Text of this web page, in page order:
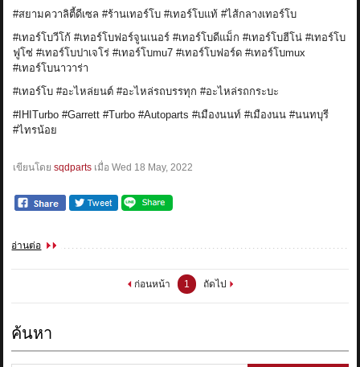
#สยามควาลิตี้ดีเซล #ร้านเทอร์โบ #เทอร์โบแท้ #ไส้กลางเทอร์โบ
#เทอร์โบวีโก้ #เทอร์โบฟอร์จูนเนอร์ #เทอร์โบดีแม็ก #เทอร์โบฮีโน่ #เทอร์โบ
ฟูโซ่ #เทอร์โบปาเจโร่ #เทอร์โบmu7 #เทอร์โบฟอร์ด #เทอร์โบmux
#เทอร์โบนาวาร่า
#เทอร์โบ #อะไหล่ยนต์ #อะไหล่รถบรรทุก #อะไหล่รถกระบะ
#IHITurbo #Garrett #Turbo #Autoparts #เมืองนนท์ #เมืองนน #นนทบุรี
#ไทรน้อย
เขียนโดยsqdparts เมื่อWed 18 May, 2022
อ่านต่อ
ก่อนหน้า 1 ถัดไป
ค้นหา